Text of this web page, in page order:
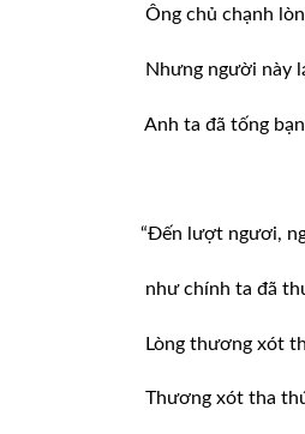
Ông chủ chạnh
Nhưng người này
Anh ta đã tống
“Đến lượt ngươi,
như chính ta đã
Lòng thương xót
Thương xót tha